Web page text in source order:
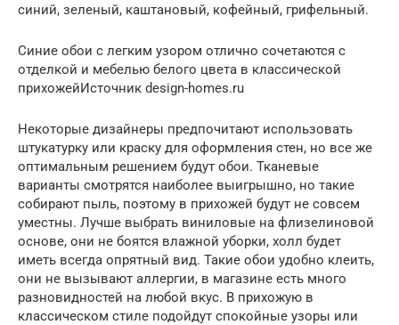
синий, зеленый, каштановый, кофейный, грифельный.
Синие обои с легким узором отлично сочетаются с
отделкой и мебелью белого цвета в классической
прихожейИсточник design-homes.ru
Некоторые дизайнеры предпочитают использовать
штукатурку или краску для оформления стен, но все же
оптимальным решением будут обои. Тканевые
варианты смотрятся наиболее выигрышно, но такие
собирают пыль, поэтому в прихожей будут не совсем
уместны. Лучше выбрать виниловые на флизелиновой
основе, они не боятся влажной уборки, холл будет
иметь всегда опрятный вид. Такие обои удобно клеить,
они не вызывают аллергии, в магазине есть много
разновидностей на любой вкус. В прихожую в
классическом стиле подойдут спокойные узоры или